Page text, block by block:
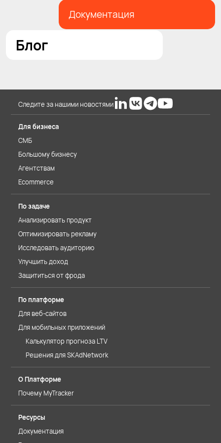
Документация
Блог
Следите за нашими новостями
Для бизнеса
СМБ
Большому бизнесу
Агентствам
Ecommerce
По задаче
Анализировать продукт
Оптимизировать рекламу
Исследовать аудиторию
Улучшить доход
Защититься от фрода
По платформе
Для веб-сайтов
Для мобильных приложений
Калькулятор прогноза LTV
Решения для SKAdNetwork
О Платформе
Почему MyTracker
Ресурсы
Документация